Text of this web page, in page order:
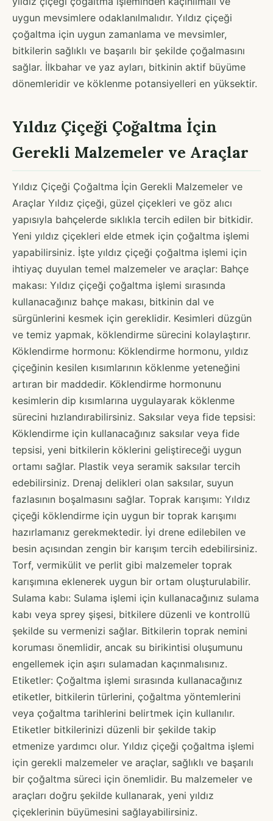
uygun mevsimlere odaklanılmalıdır. Yıldız çiçeği
çoğaltma için uygun zamanlama ve mevsimler,
bitkilerin sağlıklı ve başarılı bir şekilde çoğalmasını
sağlar. İlkbahar ve yaz ayları, bitkinin aktif büyüme
dönemleridir ve köklenme potansiyelleri en yüksektir.
Yıldız Çiçeği Çoğaltma İçin
Gerekli Malzemeler ve Araçlar
Yıldız Çiçeği Çoğaltma İçin Gerekli Malzemeler ve
Araçlar Yıldız çiçeği, güzel çiçekleri ve göz alıcı
yapısıyla bahçelerde sıklıkla tercih edilen bir bitkidir.
Yeni yıldız çiçekleri elde etmek için çoğaltma işlemi
yapabilirsiniz. İşte yıldız çiçeği çoğaltma işlemi için
ihtiyaç duyulan temel malzemeler ve araçlar: Bahçe
makası: Yıldız çiçeği çoğaltma işlemi sırasında
kullanacağınız bahçe makası, bitkinin dal ve
sürgünlerini kesmek için gereklidir. Kesimleri düzgün
ve temiz yapmak, köklendirme sürecini kolaylaştırır.
Köklendirme hormonu: Köklendirme hormonu, yıldız
çiçeğinin kesilen kısımlarının köklenme yeteneğini
artıran bir maddedir. Köklendirme hormonunu
kesimlerin dip kısımlarına uygulayarak köklenme
sürecini hızlandırabilirsiniz. Saksılar veya fide tepsisi:
Köklendirme için kullanacağınız saksılar veya fide
tepsisi, yeni bitkilerin köklerini geliştireceği uygun
ortamı sağlar. Plastik veya seramik saksılar tercih
edebilirsiniz. Drenaj delikleri olan saksılar, suyun
fazlasının boşalmasını sağlar. Toprak karışımı: Yıldız
çiçeği köklendirme için uygun bir toprak karışımı
hazırlamanız gerekmektedir. İyi drene edilebilen ve
besin açısından zengin bir karışım tercih edebilirsiniz.
Torf, vermikülit ve perlit gibi malzemeler toprak
karışımına eklenerek uygun bir ortam oluşturulabilir.
Sulama kabı: Sulama işlemi için kullanacağınız sulama
kabı veya sprey şişesi, bitkilere düzenli ve kontrollü
şekilde su vermenizi sağlar. Bitkilerin toprak nemini
koruması önemlidir, ancak su birikintisi oluşumunu
engellemek için aşırı sulamadan kaçınmalısınız.
Etiketler: Çoğaltma işlemi sırasında kullanacağınız
etiketler, bitkilerin türlerini, çoğaltma yöntemlerini
veya çoğaltma tarihlerini belirtmek için kullanılır.
Etiketler bitkilerinizi düzenli bir şekilde takip
etmenize yardımcı olur. Yıldız çiçeği çoğaltma işlemi
için gerekli malzemeler ve araçlar, sağlıklı ve başarılı
bir çoğaltma süreci için önemlidir. Bu malzemeler ve
araçları doğru şekilde kullanarak, yeni yıldız
çiçeklerinin büyümesini sağlayabilirsiniz.